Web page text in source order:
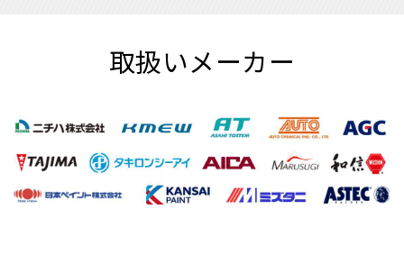
取扱いメーカー